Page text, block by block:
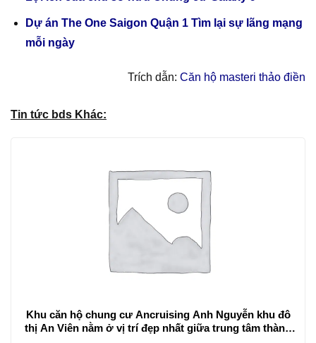
Dự án The One Saigon Quận 1 Tìm lại sự lãng mạng
mỗi ngày
Trích dẫn: Căn hộ masteri thảo điền
Tin tức bds Khác:
Khu căn hộ chung cư Ancruising Anh Nguyễn khu đô
thị An Viên nằm ở vị trí đẹp nhất giữa trung tâm thành